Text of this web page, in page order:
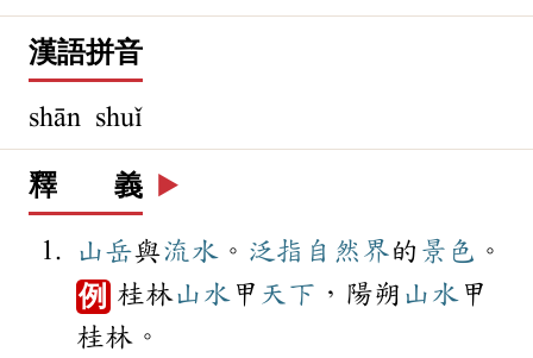
漢語拼音
shān shuǐ
釋 義 ▶️
山岳與流水 。 泛指 自然界的 景色 。
例 桂林山水甲 天下 ，陽朔 山水甲
桂林。